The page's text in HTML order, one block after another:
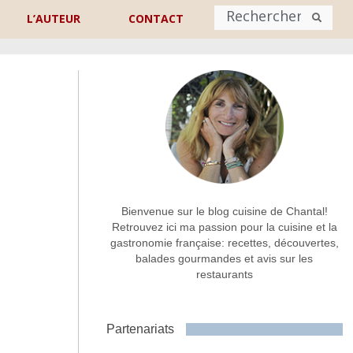
L’AUTEUR CONTACT
Nom
Commentaire ou message *
Bienvenue sur le blog cuisine de Chantal!
Retrouvez ici ma passion pour la cuisine et la
gastronomie française: recettes, découvertes,
balades gourmandes et avis sur les
restaurants
Partenariats